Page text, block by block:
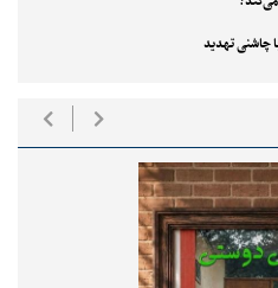
چاشنی تهدید